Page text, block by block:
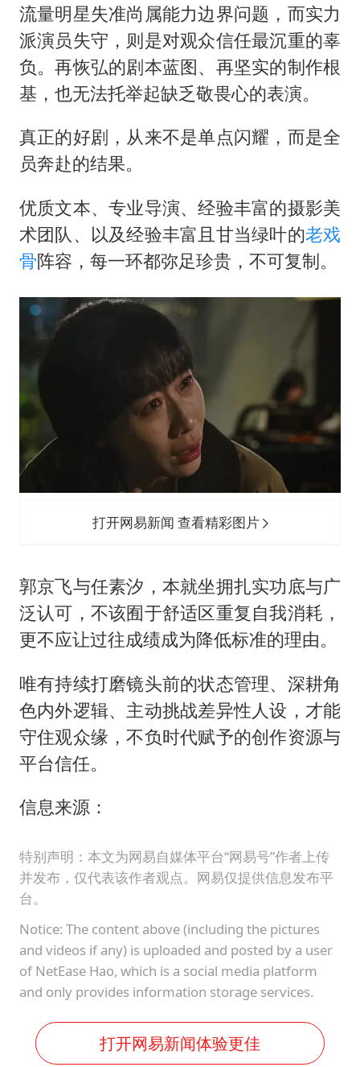
流量明星失准尚属能力边界问题，而实力
派演员失守，则是对观众信任最沉重的辜
负。再恢弘的剧本蓝图、再坚实的制作根
基，也无法托举起缺乏敬畏心的表演。
真正的好剧，从来不是单点闪耀，而是全
员奔赴的结果。
优质文本、专业导演、经验丰富的摄影美
术团队、以及经验丰富且甘当绿叶的老戏
骨阵容，每一环都弥足珍贵，不可复制。
打开网易新闻 查看精彩图片
郭京飞与任素汐，本就坐拥扎实功底与广
泛认可，不该囿于舒适区重复自我消耗，
更不应让过往成绩成为降低标准的理由。
唯有持续打磨镜头前的状态管理、深耕角
色内外逻辑、主动挑战差异性人设，才能
守住观众缘，不负时代赋予的创作资源与
平台信任。
信息来源：
特别声明：本文为网易自媒体平台“网易号”作者上传
并发布，仅代表该作者观点。网易仅提供信息发布平
台。
Notice: The content above (including the pictures
and videos if any) is uploaded and posted by a user
of NetEase Hao, which is a social media platform
and only provides information storage services.
打开网易新闻体验更佳